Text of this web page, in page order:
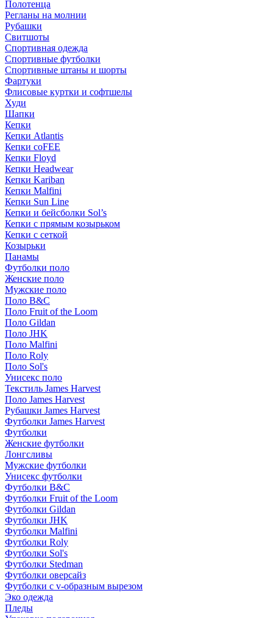
Полотенца
Регланы на молнии
Рубашки
Свитшоты
Спортивная одежда
Спортивные футболки
Спортивные штаны и шорты
Фартуки
Флисовые куртки и софтшелы
Худи
Шапки
Кепки
Кепки Atlantis
Кепки coFEE
Кепки Floyd
Кепки Headwear
Кепки Kariban
Кепки Malfini
Кепки Sun Line
Кепки и бейсболки Sol’s
Кепки с прямым козырьком
Кепки с сеткой
Козырьки
Панамы
Футболки поло
Женские поло
Мужские поло
Поло B&C
Поло Fruit of the Loom
Поло Gildan
Поло JHK
Поло Malfini
Поло Roly
Поло Sol's
Унисекс поло
Текстиль James Harvest
Поло James Harvest
Рубашки James Harvest
Футболки James Harvest
Футболки
Женские футболки
Лонгсливы
Мужские футболки
Унисекс футболки
Футболки B&C
Футболки Fruit of the Loom
Футболки Gildan
Футболки JHK
Футболки Malfini
Футболки Roly
Футболки Sol's
Футболки Stedman
Футболки оверсайз
Футболки с v-образным вырезом
Эко одежда
Пледы